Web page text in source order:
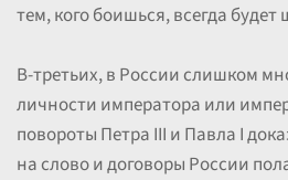
тем, кого боишься, всегда
В-третьих, в России слишком
личности императора или
повороты Петра III и Павла I
на слово и договоры России